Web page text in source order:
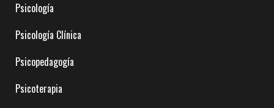
Psicología
Psicología Clínica
Psicopedagogía
Psicoterapia